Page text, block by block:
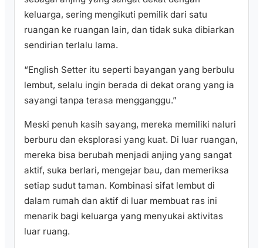
keluarga, sering mengikuti pemilik dari satu
ruangan ke ruangan lain, dan tidak suka dibiarkan
sendirian terlalu lama.
“English Setter itu seperti bayangan yang berbulu
lembut, selalu ingin berada di dekat orang yang ia
sayangi tanpa terasa mengganggu.”
Meski penuh kasih sayang, mereka memiliki naluri
berburu dan eksplorasi yang kuat. Di luar ruangan,
mereka bisa berubah menjadi anjing yang sangat
aktif, suka berlari, mengejar bau, dan memeriksa
setiap sudut taman. Kombinasi sifat lembut di
dalam rumah dan aktif di luar membuat ras ini
menarik bagi keluarga yang menyukai aktivitas
luar ruang.